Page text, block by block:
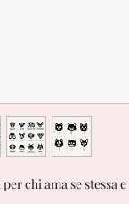
chi ama se stessa